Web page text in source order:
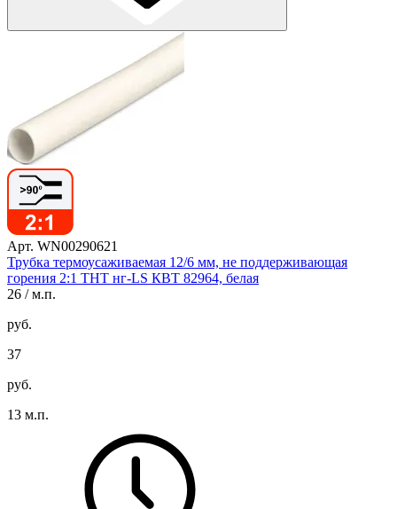
Арт. WN00290621
Трубка термоусаживаемая 12/6 мм, не поддерживающая
горения 2:1 ТНТ нг-LS КВТ 82964, белая
26 / м.п.
руб.
37
руб.
13 м.п.